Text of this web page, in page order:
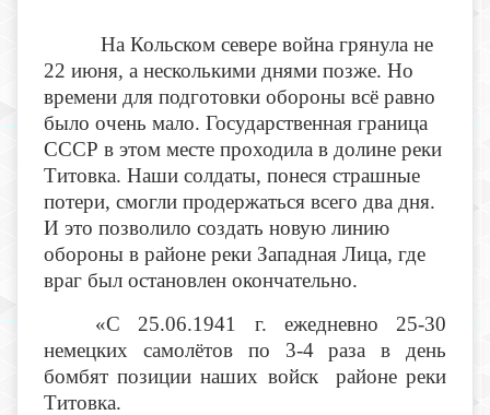
На Кольском севере война грянула не
22 июня, а несколькими днями позже. Но
времени для подготовки обороны всё равно
было очень мало. Государственная граница
СССР в этом месте проходила в долине реки
Титовка. Наши солдаты, понеся страшные
потери, смогли продержаться всего два дня.
И это позволило создать новую линию
обороны в районе реки Западная Лица, где
враг был остановлен окончательно.
«С 25.06.1941 г. ежедневно 25-30
немецких самолётов по 3-4 раза в день
бомбят позиции наших войск районе реки
Титовка.